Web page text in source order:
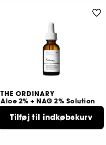
THE ORDINARY
Aloe 2% + NAG 2% Solution
520
Tilføj til indkøbskurv